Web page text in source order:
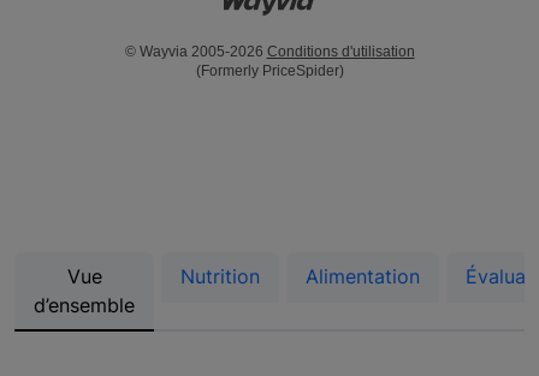
© Wayvia 2005-2026 Conditions d'utilisation
(Formerly PriceSpider)
Vue
d’ensemble
Nutrition Alimentation